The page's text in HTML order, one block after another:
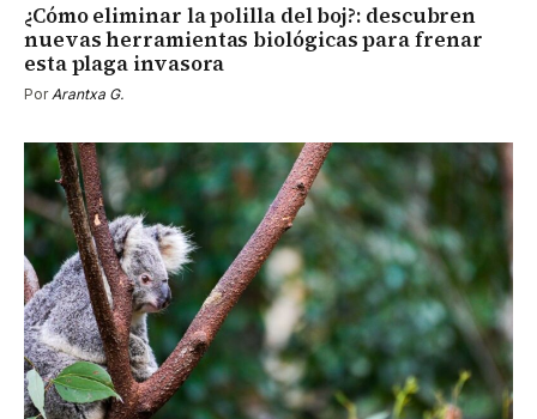
¿Cómo eliminar la polilla del boj?: descubren
nuevas herramientas biológicas para frenar
esta plaga invasora
PorArantxa G.